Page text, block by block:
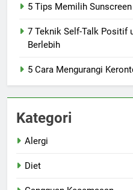
5 Tips Memilih
7 Teknik Self-Talk Positif
Berlebih
5 Cara Mengurangi
Kategori
Alergi
Diet